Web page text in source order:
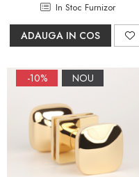
In Stoc Furnizor
ADAUGA IN COS
-10% NOU